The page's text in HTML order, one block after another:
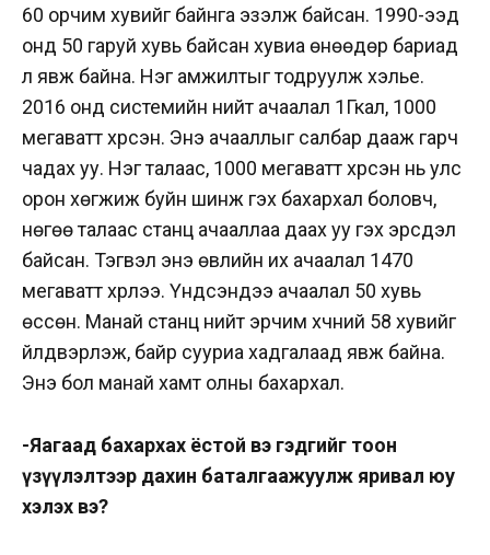
60 орчим хувийг байнга эзэлж байсан. 1990-ээд
онд 50 гаруй хувь байсан хувиа өнөөдөр бариад
л явж байна. Нэг амжилтыг тодруулж хэлье.
2016 онд системийн нийт ачаалал 1Гкал, 1000
мегаватт хүрсэн. Энэ ачааллыг салбар дааж гарч
чадах уу. Нэг талаас, 1000 мегаватт хүрсэн нь улс
орон хөгжиж буйн шинж гэх бахархал боловч,
нөгөө талаас станц ачааллаа даах уу гэх эрсдэл
байсан. Тэгвэл энэ өвлийн их ачаалал 1470
мегаватт хүрлээ. Үндсэндээ ачаалал 50 хувь
өссөн. Манай станц нийт эрчим хүчний 58 хувийг
үйлдвэрлэж, байр сууриа хадгалаад явж байна.
Энэ бол манай хамт олны бахархал.
-Яагаад бахархах ёстой вэ гэдгийг тоон
үзүүлэлтээр дахин баталгаажуулж яривал юу
хэлэх вэ?